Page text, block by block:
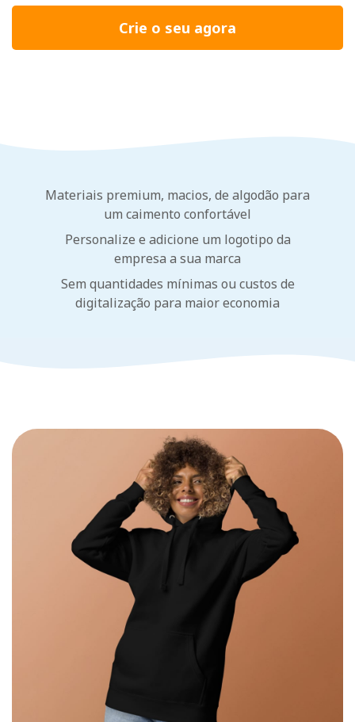
Crie o seu agora
Materiais premium, macios, de algodão para
um caimento confortável
Personalize e adicione um logotipo da
empresa a sua marca
Sem quantidades mínimas ou custos de
digitalização para maior economia